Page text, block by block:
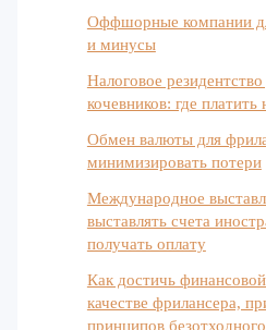
Оффшорные компании
и минусы
Налоговое
кочевников: где платить
Обмен валюты для
минимизировать потери
Международное
выставлять счета
получать оплату
Как достичь
качестве фрилансера,
принципов